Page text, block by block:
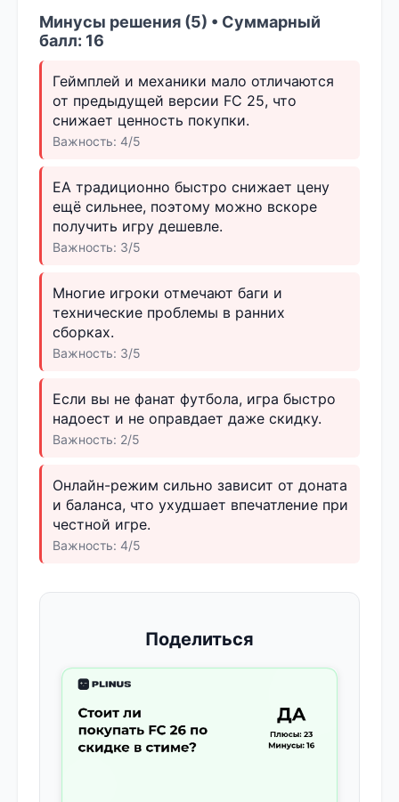
Минусы решения (5) • Суммарный
балл: 16
Геймплей и механики мало отличаются
от предыдущей версии FC 25, что
снижает ценность покупки.
Важность: 4/5
EA традиционно быстро снижает цену
ещё сильнее, поэтому можно вскоре
получить игру дешевле.
Важность: 3/5
Многие игроки отмечают баги и
технические проблемы в ранних
сборках.
Важность: 3/5
Если вы не фанат футбола, игра быстро
надоест и не оправдает даже скидку.
Важность: 2/5
Онлайн-режим сильно зависит от доната
и баланса, что ухудшает впечатление при
честной игре.
Важность: 4/5
Поделиться